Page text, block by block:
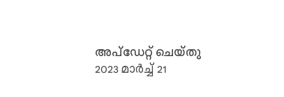
അപ്‌ഡേറ്റ് ചെയ്‌തു
2023 മാർച്ച് 21